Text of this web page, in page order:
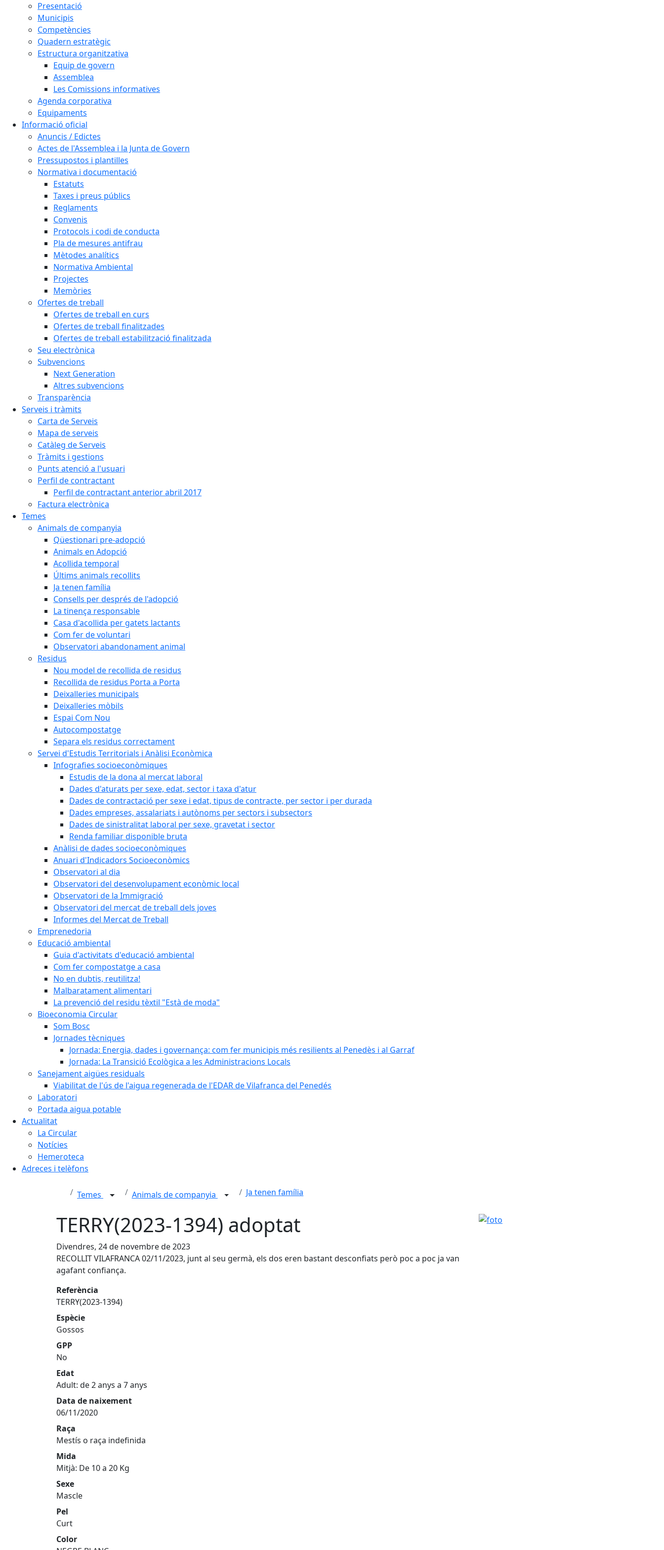
Presentació
Municipis
Competències
Quadern estratègic
Estructura organitzativa
Equip de govern
Assemblea
Les Comissions informatives
Agenda corporativa
Equipaments
Informació oficial
Anuncis / Edictes
Actes de l'Assemblea i la Junta de Govern
Pressupostos i plantilles
Normativa i documentació
Estatuts
Taxes i preus públics
Reglaments
Convenis
Protocols i codi de conducta
Pla de mesures antifrau
Mètodes analítics
Normativa Ambiental
Projectes
Memòries
Ofertes de treball
Ofertes de treball en curs
Ofertes de treball finalitzades
Ofertes de treball estabilització finalitzada
Seu electrònica
Subvencions
Next Generation
Altres subvencions
Transparència
Serveis i tràmits
Carta de Serveis
Mapa de serveis
Catàleg de Serveis
Tràmits i gestions
Punts atenció a l'usuari
Perfil de contractant
Perfil de contractant anterior abril 2017
Factura electrònica
Temes
Animals de companyia
Qüestionari pre-adopció
Animals en Adopció
Acollida temporal
Últims animals recollits
Ja tenen família
Consells per després de l'adopció
La tinença responsable
Casa d'acollida per gatets lactants
Com fer de voluntari
Observatori abandonament animal
Residus
Nou model de recollida de residus
Recollida de residus Porta a Porta
Deixalleries municipals
Deixalleries mòbils
Espai Com Nou
Autocompostatge
Separa els residus correctament
Servei d'Estudis Territorials i Anàlisi Econòmica
Infografies socioeconòmiques
Estudis de la dona al mercat laboral
Dades d'aturats per sexe, edat, sector i taxa d'atur
Dades de contractació per sexe i edat, tipus de contracte, per sector i per durada
Dades empreses, assalariats i autònoms per sectors i subsectors
Dades de sinistralitat laboral per sexe, gravetat i sector
Renda familiar disponible bruta
Anàlisi de dades socioeconòmiques
Anuari d'Indicadors Socioeconòmics
Observatori al dia
Observatori del desenvolupament econòmic local
Observatori de la Immigració
Observatori del mercat de treball dels joves
Informes del Mercat de Treball
Emprenedoria
Educació ambiental
Guia d'activitats d'educació ambiental
Com fer compostatge a casa
No en dubtis, reutilitza!
Malbaratament alimentari
La prevenció del residu tèxtil "Està de moda"
Bioeconomia Circular
Som Bosc
Jornades tècniques
Jornada: Energia, dades i governança: com fer municipis més resilients al Penedès i al Garraf
Jornada: La Transició Ecològica a les Administracions Locals
Sanejament aigües residuals
Viabilitat de l'ús de l'aigua regenerada de l'EDAR de Vilafranca del Penedés
Laboratori
Portada aigua potable
Actualitat
La Circular
Notícies
Hemeroteca
Adreces i telèfons
Temes Animals de companyia Ja tenen família
TERRY(2023-1394) adoptat
Divendres, 24 de novembre de 2023
RECOLLIT VILAFRANCA 02/11/2023, junt al seu germà, els dos eren bastant desconfiats però poc a poc ja van
agafant confiança.
Referència
TERRY(2023-1394)
Espècie
Gossos
GPP
No
Edat
Adult: de 2 anys a 7 anys
Data de naixement
06/11/2020
Raça
Mestís o raça indefinida
Mida
Mitjà: De 10 a 20 Kg
Sexe
Mascle
Pel
Curt
Color
foto